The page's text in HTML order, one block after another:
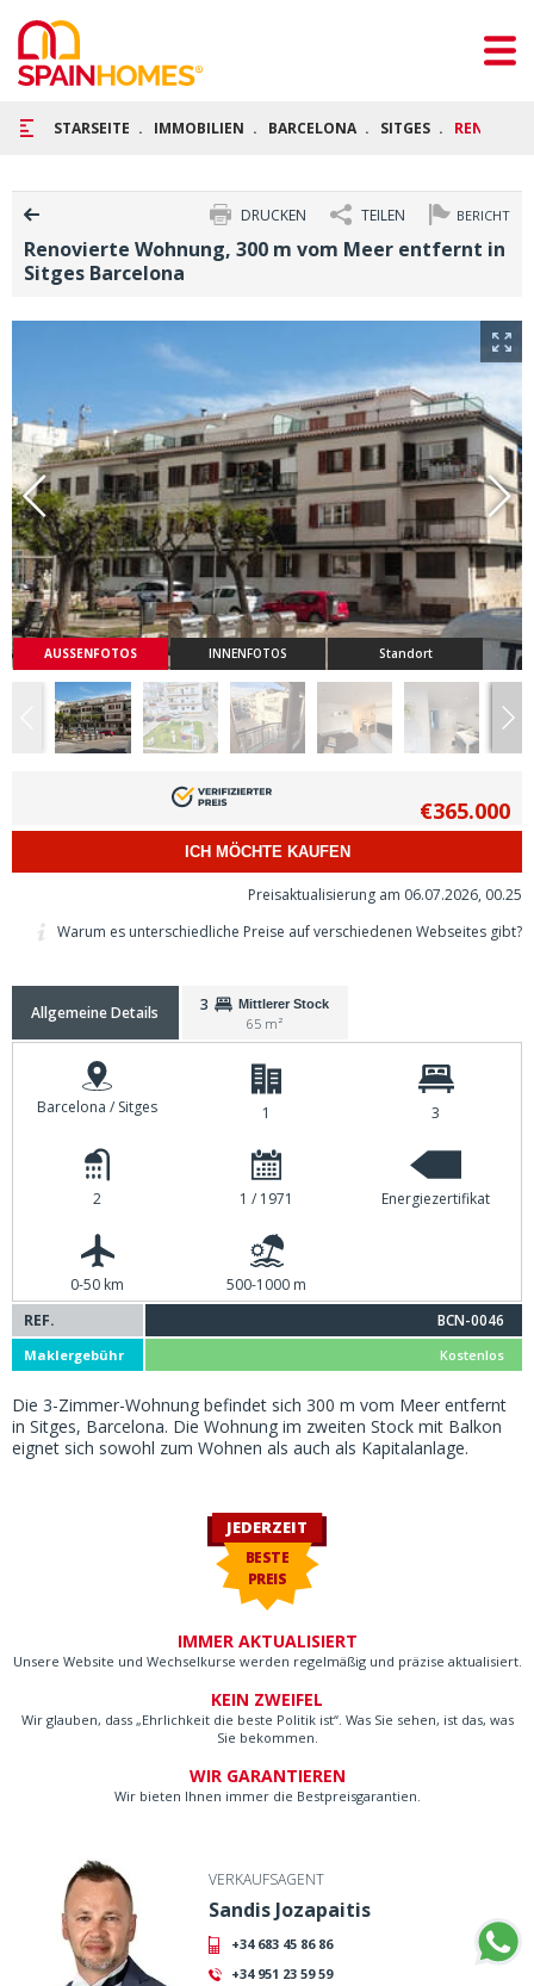
STARSEITE IMMOBILIEN BARCELONA SITGES
BERICHT
TEILEN
DRUCKEN
Renovierte Wohnung, 300 m vom Meer entfernt in
Sitges Barcelona
AUSSENFOTOS INNENFOTOS Standort
€365.000
ICH MÖCHTE KAUFEN
Preisaktualisierung am 06.07.2026, 00.25
Warum es unterschiedliche Preise auf verschiedenen Webseites gibt?
Allgemeine Details 3 Mittlerer Stock
65 m²
Barcelona / Sitges 1 3
2 1 / 1971 Energiezertifikat
0-50 km
500-1000 m
REF.
BCN-0046
Maklergebühr Kostenlos
Die 3-Zimmer-Wohnung befindet sich 300 m vom Meer entfernt
in Sitges, Barcelona. Die Wohnung im zweiten Stock mit Balkon
eignet sich sowohl zum Wohnen als auch als Kapitalanlage.
JEDERZEIT
BESTE
PREIS
IMMER AKTUALISIERT
Unsere Website und Wechselkurse werden regelmäßig und präzise aktualisiert.
KEIN ZWEIFEL
Wir glauben, dass „Ehrlichkeit die beste Politik ist“. Was Sie sehen, ist das, was
Sie bekommen.
WIR GARANTIEREN
Wir bieten Ihnen immer die Bestpreisgarantien.
VERKAUFSAGENT
Sandis Jozapaitis
+34 683 45 86 86
+34 951 23 59 59